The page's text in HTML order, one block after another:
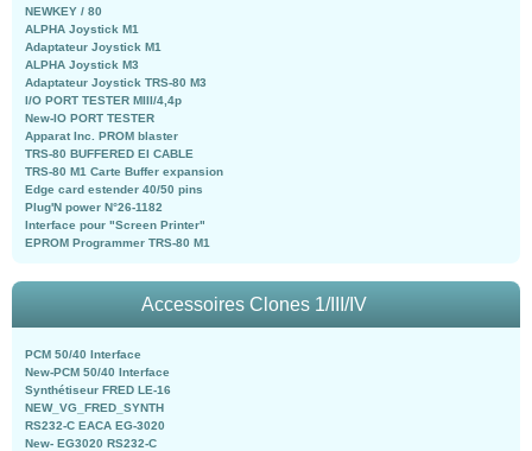
NEWKEY / 80
ALPHA Joystick M1
Adaptateur Joystick M1
ALPHA Joystick M3
Adaptateur Joystick TRS-80 M3
I/O PORT TESTER MIII/4,4p
New-IO PORT TESTER
Apparat Inc. PROM blaster
TRS-80 BUFFERED EI CABLE
TRS-80 M1 Carte Buffer expansion
Edge card estender 40/50 pins
Plug'N power N°26-1182
Interface pour "Screen Printer"
EPROM Programmer TRS-80 M1
Accessoires Clones 1/III/IV
PCM 50/40 Interface
New-PCM 50/40 Interface
Synthétiseur FRED LE-16
NEW_VG_FRED_SYNTH
RS232-C EACA EG-3020
New- EG3020 RS232-C